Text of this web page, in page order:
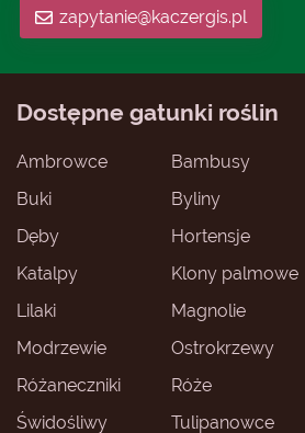
zapytanie@kaczergis.pl
Dostępne gatunki roślin
Ambrowce Bambusy
Buki
Byliny
Dęby
Hortensje
Katalpy
Klony palmowe
Lilaki
Magnolie
Modrzewie
Ostrokrzewy
Różaneczniki
Róże
Świdośliwy
Tulipanowce